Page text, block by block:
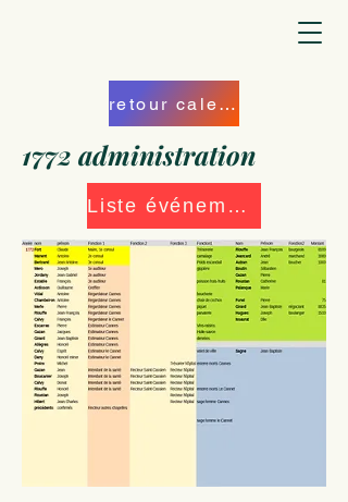
retour calendrier
1772 administration
Liste événements